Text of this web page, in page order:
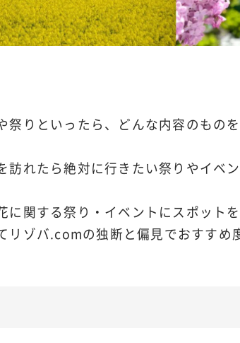
祭りといったら、どんな内容のもの
訪れたら絶対に行きたい祭りやイベ
に関する祭り・イベントにスポット
リゾバ.comの独断と偏見でおすすめ